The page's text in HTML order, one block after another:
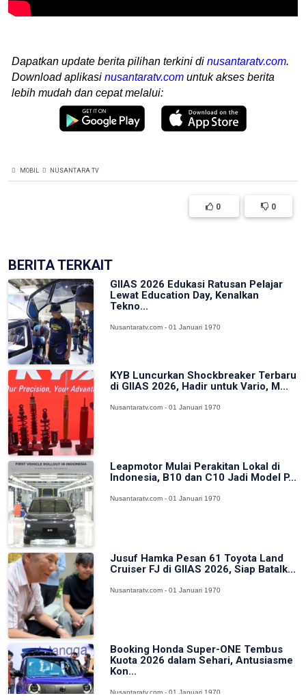
Dapatkan update berita pilihan terkini di nusantaratv.com.
Download aplikasi nusantaratv.com untuk akses berita
lebih mudah dan cepat melalui:
MOBIL NUSANTARA TV
0 0
BERITA TERKAIT
GIIAS 2026 Edukasi Ratusan Pelajar
Lewat Education Day, Kenalkan
Tekno...
Nusantaratv.com - 01 Januari 1970
KYB Luncurkan Shockbreaker Terbaru
di GIIAS 2026, Hadir untuk Vario, M...
Nusantaratv.com - 01 Januari 1970
Leapmotor Mulai Perakitan Lokal di
Indonesia, B10 dan C10 Jadi Model P...
Nusantaratv.com - 01 Januari 1970
Jusuf Hamka Pesan 61 Toyota Land
Cruiser FJ di GIIAS 2026, Siap Batalk...
Nusantaratv.com - 01 Januari 1970
Booking Honda Super-ONE Tembus
Kuota 2026 dalam Sehari, Antusiasme
Kon...
Nusantaratv.com - 01 Januari 1970